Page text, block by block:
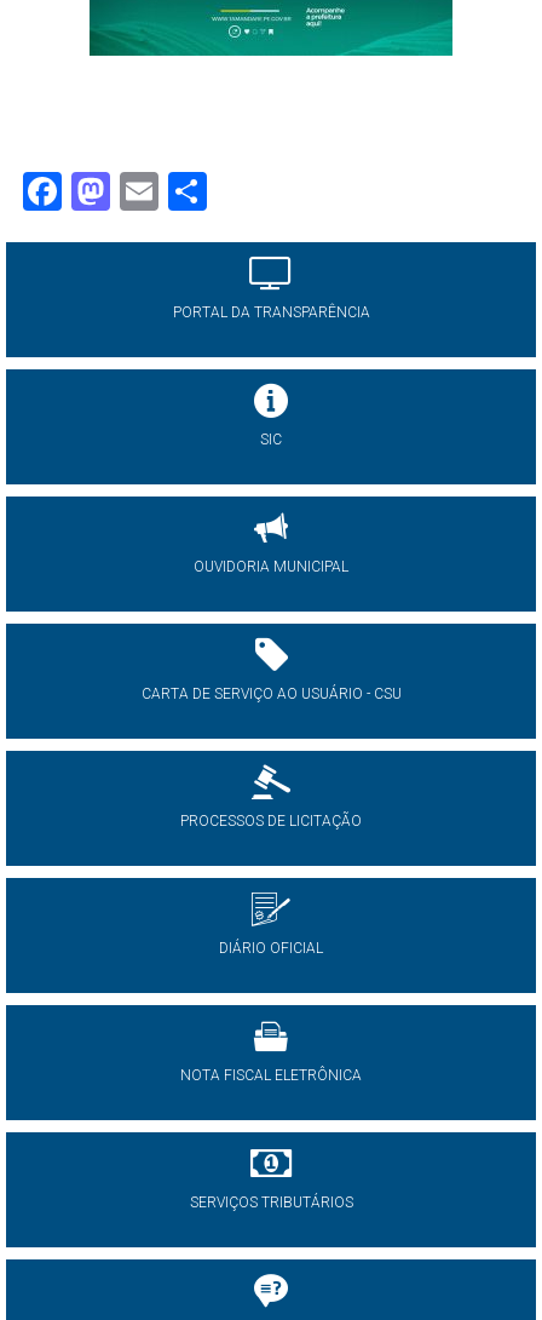
Facebook
Mastodon
Email
PORTAL DA TRANSPARÊNCIA
SIC
OUVIDORIA MUNICIPAL
CARTA DE SERVIÇO AO USUÁRIO - CSU
PROCESSOS DE LICITAÇÃO
DIÁRIO OFICIAL
NOTA FISCAL ELETRÔNICA
SERVIÇOS TRIBUTÁRIOS